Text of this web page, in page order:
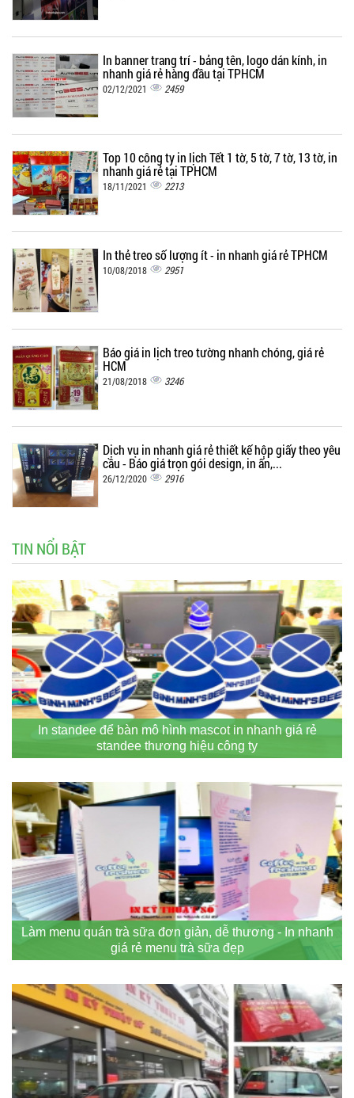
In banner trang trí - bảng tên, logo dán kính, in
nhanh giá rẻ hàng đầu tại TPHCM
02/12/2021 2459
Top 10 công ty in lịch Tết 1 tờ, 5 tờ, 7 tờ, 13 tờ, in
nhanh giá rẻ tại TPHCM
18/11/2021 2213
In thẻ treo số lượng ít - in nhanh giá rẻ TPHCM
10/08/2018 2951
Báo giá in lịch treo tường nhanh chóng, giá rẻ
HCM
21/08/2018 3246
Dịch vụ in nhanh giá rẻ thiết kế hộp giấy theo yêu
cầu - Báo giá trọn gói design, in ấn,...
26/12/2020 2916
TIN NỔI BẬT
In standee để bàn mô hình mascot in nhanh giá rẻ
standee thương hiệu công ty
Làm menu quán trà sữa đơn giản, dễ thương - In nhanh
giá rẻ menu trà sữa đẹp